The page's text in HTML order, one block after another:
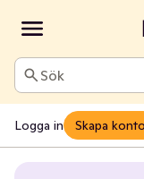
Sök
Logga in Skapa konto